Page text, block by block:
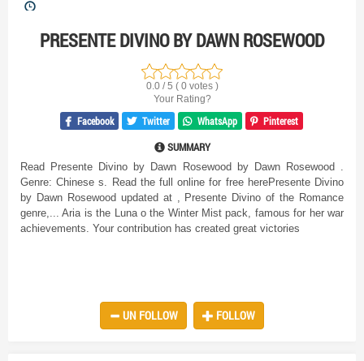
PRESENTE DIVINO BY DAWN ROSEWOOD
0.0 / 5 ( 0 votes )
Your Rating?
Facebook Twitter WhatsApp Pinterest
SUMMARY
Read Presente Divino by Dawn Rosewood by Dawn Rosewood .
Genre: Chinese s. Read the full online for free herePresente Divino
by Dawn Rosewood updated at , Presente Divino of the Romance
genre,... Aria is the Luna o the Winter Mist pack, famous for her war
achievements. Your contribution has created great victories
UN FOLLOW FOLLOW